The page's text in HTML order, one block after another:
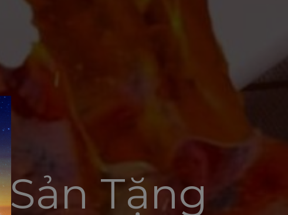
Tặng